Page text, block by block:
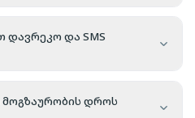
დავრეკო და SMS
დროს